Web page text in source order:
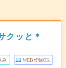
クッと＊
み WEB登録OK